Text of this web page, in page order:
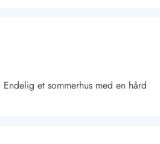
et sommerhus med en hård